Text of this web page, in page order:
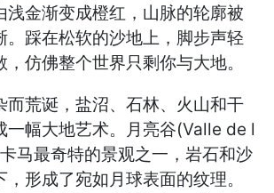
浅金渐变成橙红，山脉的轮廓被
。踩在松软的沙地上，脚步声轻
仿佛整个世界只剩你与大地。
而荒诞，盐沼、石林、火山和干
一幅大地艺术。月亮谷(Valle de l
马最奇特的景观之一，岩石和沙
，形成了宛如月球表面的纹理。